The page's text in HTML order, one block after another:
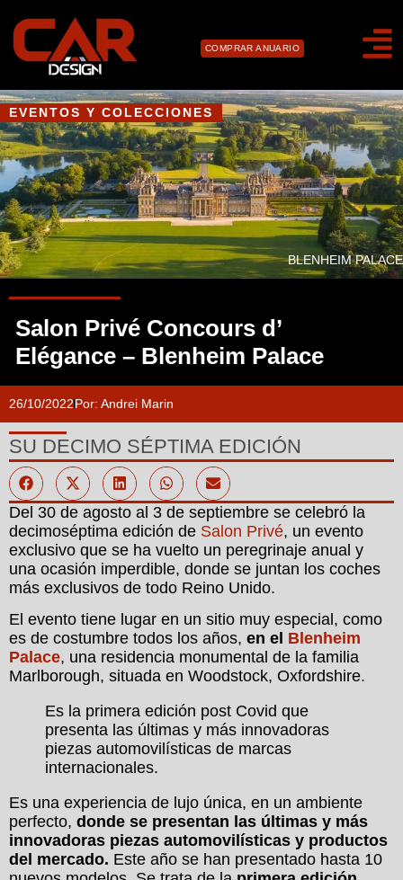
COMPRAR ANUARIO
EVENTOS Y COLECCIONES
BLENHEIM PALACE
Salon Privé Concours d’
Elégance – Blenheim Palace
26/10/2022Por: Andrei Marin
SU DECIMO SÉPTIMA EDICIÓN
Del 30 de agosto al 3 de septiembre se celebró la
decimoséptima edición de Salon Privé, un evento
exclusivo que se ha vuelto un peregrinaje anual y
una ocasión imperdible, donde se juntan los coches
más exclusivos de todo Reino Unido.
El evento tiene lugar en un sitio muy especial, como
es de costumbre todos los años, en el Blenheim
Palace, una residencia monumental de la familia
Marlborough, situada en Woodstock, Oxfordshire.
Es la primera edición post Covid que
presenta las últimas y más innovadoras
piezas automovilísticas de marcas
internacionales.
Es una experiencia de lujo única, en un ambiente
perfecto, donde se presentan las últimas y más
innovadoras piezas automovilísticas y productos
del mercado. Este año se han presentado hasta 10